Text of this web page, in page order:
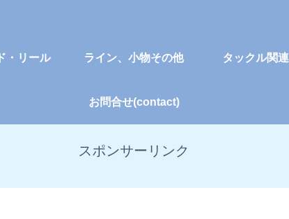
・リール ライン、小物その他 タックル関連
お問合せ(contact)
スポンサーリンク